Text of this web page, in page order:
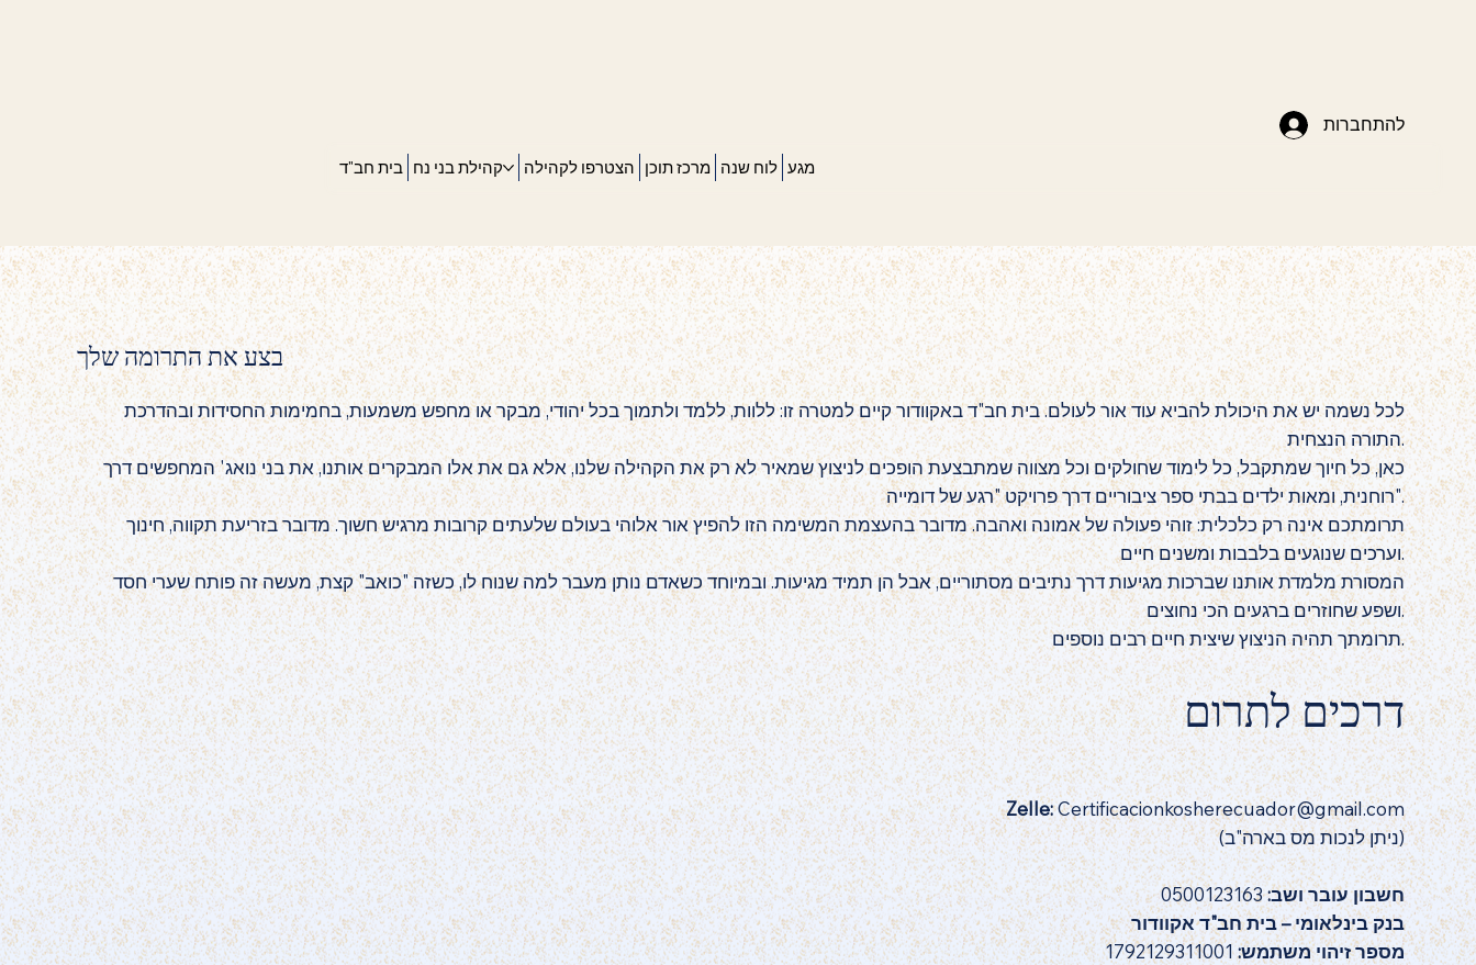
בית חב"ד קהילת בני נח הצטרפו לקהילה מרכז תוכן לוח שנה מגע
להתחברות
בצע את התרומה שלך
לכל נשמה יש את היכולת להביא עוד אור לעולם. בית חב"ד באקוודור קיים למטרה זו: ללוות, ללמד ולתמוך בכל יהודי, מבקר או מחפש משמעות, בחמימות החסידות ובהדרכת
התורה הנצחית.
כאן, כל חיוך שמתקבל, כל לימוד שחולקים וכל מצווה שמתבצעת הופכים לניצוץ שמאיר לא רק את הקהילה שלנו, אלא גם את אלו המבקרים אותנו, את בני נואג' המחפשים דרך
רוחנית, ומאות ילדים בבתי ספר ציבוריים דרך פרויקט "רגע של דומייה".
תרומתכם אינה רק כלכלית: זוהי פעולה של אמונה ואהבה. מדובר בהעצמת המשימה הזו להפיץ אור אלוהי בעולם שלעתים קרובות מרגיש חשוך. מדובר בזריעת תקווה, חינוך
וערכים שנוגעים בלבבות ומשנים חיים.
המסורת מלמדת אותנו שברכות מגיעות דרך נתיבים מסתוריים, אבל הן תמיד מגיעות. ובמיוחד כשאדם נותן מעבר למה שנוח לו, כשזה "כואב" קצת, מעשה זה פותח שערי חסד
ושפע שחוזרים ברגעים הכי נחוצים.
תרומתך תהיה הניצוץ שיצית חיים רבים נוספים.
דרכים לתרום
Zelle:Certificacionkosherecuador@gmail.com
(ניתן לנכות מס בארה"ב)
חשבון עובר ושב:0500123163
בנק בינלאומי – בית חב"ד אקוודור
מספר זיהוי משתמש:1792129311001